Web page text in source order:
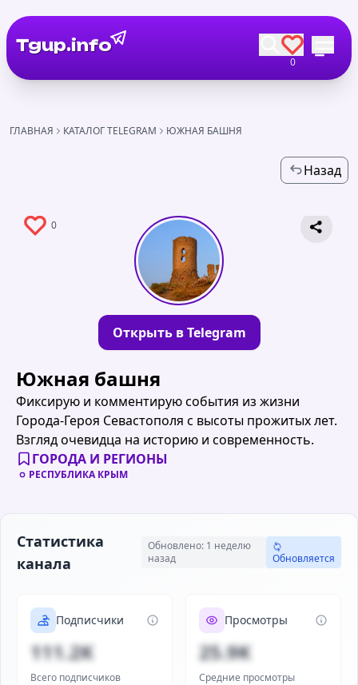
Tgup.info
0
ГЛАВНАЯ КАТАЛОГ TELEGRAM ЮЖНАЯ БАШНЯ
Назад
0
Открыть в Telegram
Южная башня
Фиксирую и комментирую события из жизни
Города-Героя Севастополя с высоты прожитых лет.
Взгляд очевидца на историю и современность.
ГОРОДА И РЕГИОНЫ
РЕСПУБЛИКА КРЫМ
Статистика
канала
Обновлено: 1 неделю
назад
Обновляется
Подписчики
111.2K
Всего подписчиков
Просмотры
25.9K
Средние просмотры